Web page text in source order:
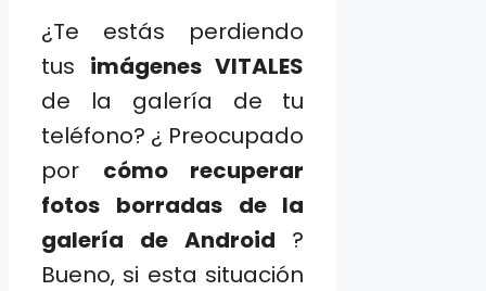
¿Te estás perdiendo
tus imágenes VITALES
de la galería de tu
teléfono? ¿ Preocupado
por cómo recuperar
fotos borradas de la
galería de Android ?
Bueno, si esta situación